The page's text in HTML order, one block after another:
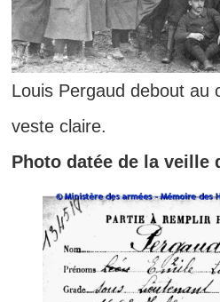
Louis Pergaud debout au
veste claire.
Photo datée de la veille